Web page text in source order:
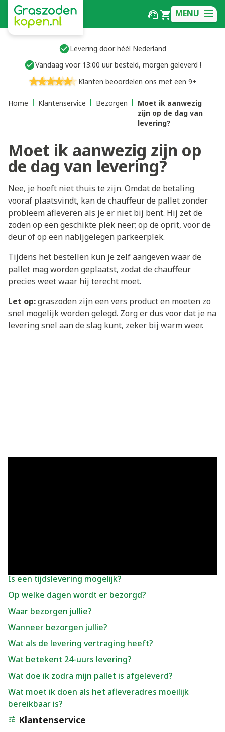
MENU
Levering door héél Nederland
Vandaag voor 13:00 uur besteld, morgen geleverd !
Klanten beoordelen ons met een 9+
Home Klantenservice Bezorgen
Moet ik aanwezig
zijn op de dag van
levering?
Klantenservice
Moet ik aanwezig zijn op
de dag van levering?
Nee, je hoeft niet thuis te zijn. Omdat de betaling
vooraf plaatsvindt, kan de chauffeur de pallet zonder
probleem afleveren als je er niet bij bent. Hij zet de
zoden op een geschikte plek neer; op de oprit, voor de
deur of op een nabijgelegen parkeerplek.
Tijdens het bestellen kun je zelf aangeven waar de
pallet mag worden geplaatst, zodat de chauffeur
precies weet waar hij terecht moet.
Let op:graszoden zijn een vers product en moeten zo
snel mogelijk worden gelegd. Zorg er dus voor dat je na
levering snel aan de slag kunt, zeker bij warm weer.
Is een tijdslevering mogelijk?
Op welke dagen wordt er bezorgd?
Waar bezorgen jullie?
Wanneer bezorgen jullie?
Wat als de levering vertraging heeft?
Wat betekent 24-uurs levering?
Wat doe ik zodra mijn pallet is afgeleverd?
Wat moet ik doen als het afleveradres moeilijk
bereikbaar is?